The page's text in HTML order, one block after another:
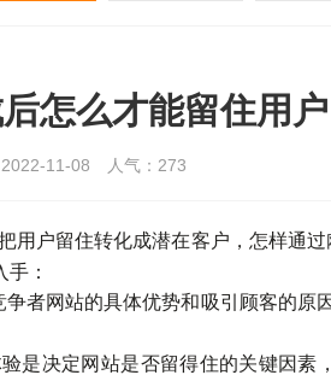
怎么才能留住用户
11-08 人气： 273
用户留住转化成潜在客户，怎样通过
：
者网站的具体优势和吸引顾客的原
是决定网站是否留得住的关键因素